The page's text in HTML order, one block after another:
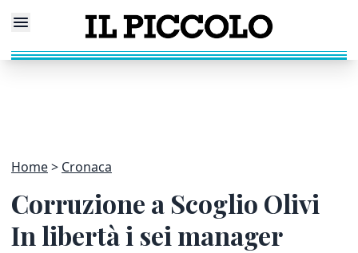
Home Cronaca
Corruzione a Scoglio Olivi
In libertà i sei manager